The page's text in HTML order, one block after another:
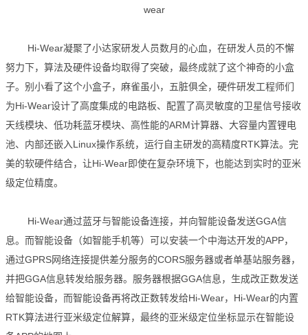
wear
Hi-Wear凝聚了小达家研发人员数月的心血，在研发人员的不懈
努力下，算法及硬件设备均取得了突破，最终成就了这个神奇的小盒
子。别小看了这个小盒子，麻雀虽小，五脏俱全，硬件研发工程师们
为Hi-Wear设计了高度集成的电路板、配置了高灵敏度的卫星信号接收
天线模块、低功耗蓝牙模块、高性能的ARM计算器、大容量内置锂电
池、内部还嵌入Linux操作系统，运行自主研发的高精度RTK算法。完
美的软硬件结合，让Hi-Wear即使在复杂环境下，也能达到实时的亚米
级定位精度。
Hi-Wear通过蓝牙与智能设备连接，并向智能设备发送GGA信
息。而智能设备（如智能手机等）可以安装一个中海达开发的APP，
通过GPRS网络连接提供差分服务的CORS服务器或者单基站服务器，
并把GGA信息转发给服务器。服务器根据GGA信息，生成改正数发送
给智能设备，而智能设备再将改正数转发给Hi-Wear，Hi-Wear的内置
RTK算法进行亚米级定位解算，最终的亚米级定位坐标显示在智能设